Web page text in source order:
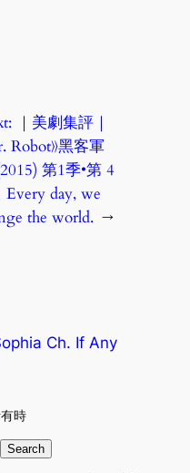
｜美劇集評｜
Robot》黑客軍
第1季•第 4
Every day, we
the world. →
Ch. If Any
時
Search